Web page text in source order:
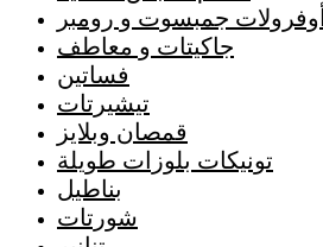
أوفرولات جمبسوت و رومبر
جاكيتات و معاطف
فساتين
تيشيرتات
قمصان وبلايز
تونيكات بلوزات طويلة
بناطيل
شورتات